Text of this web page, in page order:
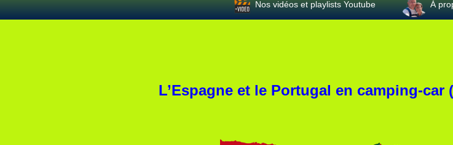
Nos vidéos et playlists Youtube À
L’Espagne et le Portugal en camping-car